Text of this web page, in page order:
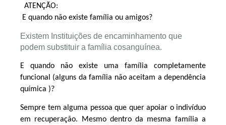
ATENÇÃO:
E quando não existe família ou amigos?
Existem Instituições de encaminhamento que
podem substituir a família cosanguínea.
E quando não existe uma família completamente
funcional (alguns da família não aceitam a dependência
química )?
Sempre tem alguma pessoa que quer apoiar o indivíduo
em recuperação. Mesmo dentro da mesma família a